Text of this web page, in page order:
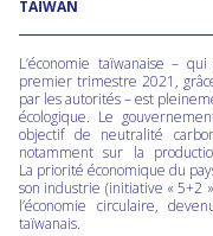
TAÏWAN
L’économie taïwanaise –
premier trimestre 2021,
par les autorités – est
écologique. Le
objectif de neutralité
notamment sur la
La priorité économique du
son industrie (initiative « 5+2
l’économie circulaire,
taïwanais.